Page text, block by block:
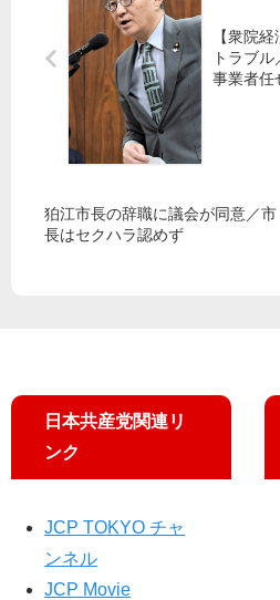
山
添
氏
国
交
省
聞
【衆院
トラブ
事業者任
狛江市長の辞職に議会が同意／市
長はセクハラ認めず
日本共産党関連リ
ンク
JCP TOKYO チャ
ンネル
JCP Movie